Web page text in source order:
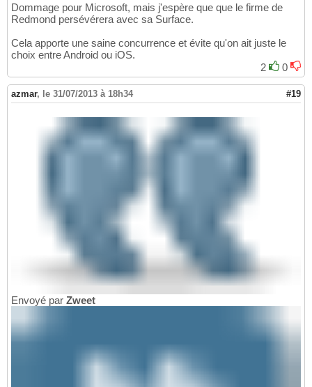
Dommage pour Microsoft, mais j'espère que que le firme de
Redmond persévérera avec sa Surface.
Cela apporte une saine concurrence et évite qu'on ait juste le
choix entre Android ou iOS.
2
0
azmar, le 31/07/2013 à 18h34 #19
Envoyé par Zweet